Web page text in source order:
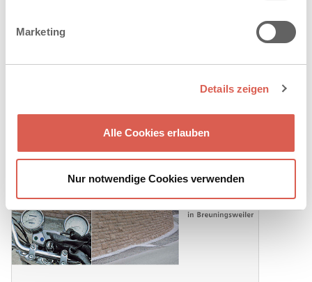
Marketing
Details zeigen
Alle Cookies erlauben
Nur notwendige Cookies verwenden
PDF herunterladen